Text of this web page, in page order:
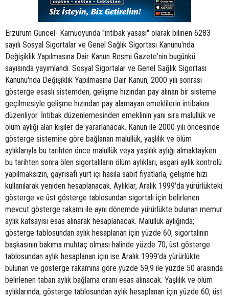
Erzurum Güncel- Kamuoyunda ''intibak yasası'' olarak bilinen 6283
sayılı Sosyal Sigortalar ve Genel Sağlık Sigortası Kanunu'nda
Değişiklik Yapılmasına Dair Kanun Resmi Gazete'nin bugünkü
sayısında yayımlandı. Sosyal Sigortalar ve Genel Sağlık Sigortası
Kanunu'nda Değişiklik Yapılmasına Dair Kanun, 2000 yılı sonrası
gösterge esaslı sistemden, gelişme hızından pay alınan bir sisteme
geçilmesiyle gelişme hızından pay alamayan emeklilerin intibakını
düzenliyor. İntibak düzenlemesinden emeklinin yanı sıra malullük ve
ölüm aylığı alan kişiler de yararlanacak. Kanun ile 2000 yılı öncesinde
gösterge sistemine göre bağlanan malullük, yaşlılık ve ölüm
aylıklarıyla bu tarihten önce malullük veya yaşlılık aylığı almaktayken
bu tarihten sonra ölen sigortalıların ölüm aylıkları, asgari aylık kontrolü
yapılmaksızın, gayrisafi yurt içi hasıla sabit fiyatlarla, gelişme hızı
kullanılarak yeniden hesaplanacak. Aylıklar, Aralık 1999'da yürürlükteki
gösterge ve üst gösterge tablosundan sigortalı için belirlenen
mevcut gösterge rakamı ile aynı dönemde yürürlükte bulunan memur
aylık katsayısı esas alınarak hesaplanacak. Malullük aylığında;
gösterge tablosundan aylık hesaplanan için yüzde 60, sigortalının
başkasının bakıma muhtaç olması halinde yüzde 70, üst gösterge
tablosundan aylık hesaplanan için ise Aralık 1999'da yürürlükte
bulunan ve gösterge rakamına göre yüzde 59,9 ile yüzde 50 arasında
belirlenen taban aylık bağlama oranı esas alınacak. Yaşlılık ve ölüm
aylıklarında; gösterge tablosundan aylık hesaplanan için yüzde 60, üst